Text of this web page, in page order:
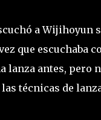
a Wijihoyun
que escuchaba
lanza antes, pero
técnicas de